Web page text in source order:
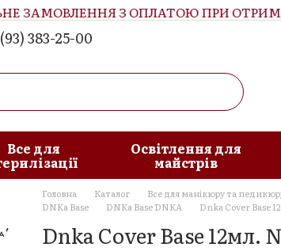
ЗАМОВЛЕННЯ З ОПЛАТОЮ ПРИ
383-25-00
Все для Освітлення для
майстрів
Головна Каталог Все для манікюру та
DNKa Base
DNKa Base DNKA Dnka Cover Base
Dnka Cover Base 12мл.